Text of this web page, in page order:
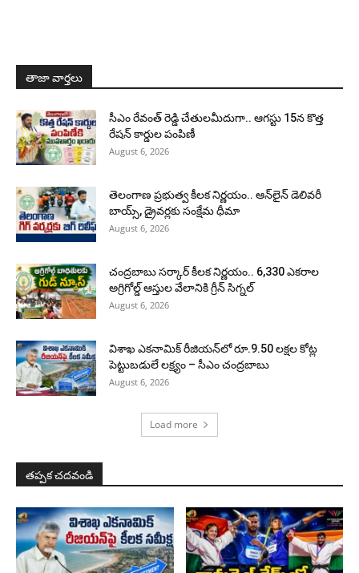
తాజా వార్తలు
సీఎం రేవంత్ రెడ్డి చేతులమీదుగా.. ఆగస్టు 15న కొత్త
రేషన్ కార్డుల పంపిణీ
August 6, 2026
తెలంగాణ ప్రభుత్వ కీలక నిర్ణయం.. ఆన్‌లైన్ డెలివరీ
బాయ్స్, డ్రైవర్లకు సంక్షేమ ధీమా
August 6, 2026
చంద్రబాబు సర్కార్ కీలక నిర్ణయం.. 6,330 ఎకరాల
అగ్రిగోల్డ్ ఆస్తుల వేలానికి గ్రీన్ సిగ్నల్
August 6, 2026
విశాఖ ఎకనామిక్ రీజియన్‌లో రూ.9.50 లక్షల కోట్ల
పెట్టుబడులే లక్ష్యం – సీఎం చంద్రబాబు
August 6, 2026
Load more
తప్పక చదవండి